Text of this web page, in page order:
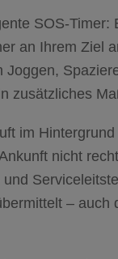
SOS-Timer:
an Ihrem Ziel
zusätzliches
im
nicht
– auch